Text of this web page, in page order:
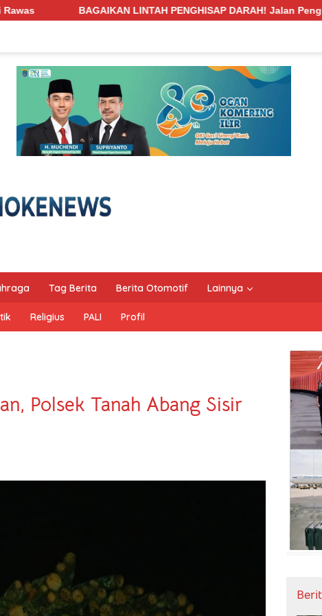
PENGHISAP DARAH! Jalan Penghubung Desa
Tag Berita Berita Otomotif Lainnya
Religius PALI Profil
Polsek Tanah Abang Sisir